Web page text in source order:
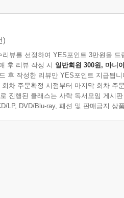
의 분류 : 종합적 평가방법과 분
method) 97
98
rating method) 100
comparison method) 102
의 특성 비교 105
)
리뷰를 선정하여 YES포인트 3만원을 드
후 리뷰 작성 시 일반회원 300원, 마니
후 작성한 리뷰만 YES포인트 지급됩니
회차 주문확정 시점부터 마지막 회차 주
진행된 클래스는 사락 독서모임 게시
LP, DVD/Blu-ray, 패션 및 판매금지 상